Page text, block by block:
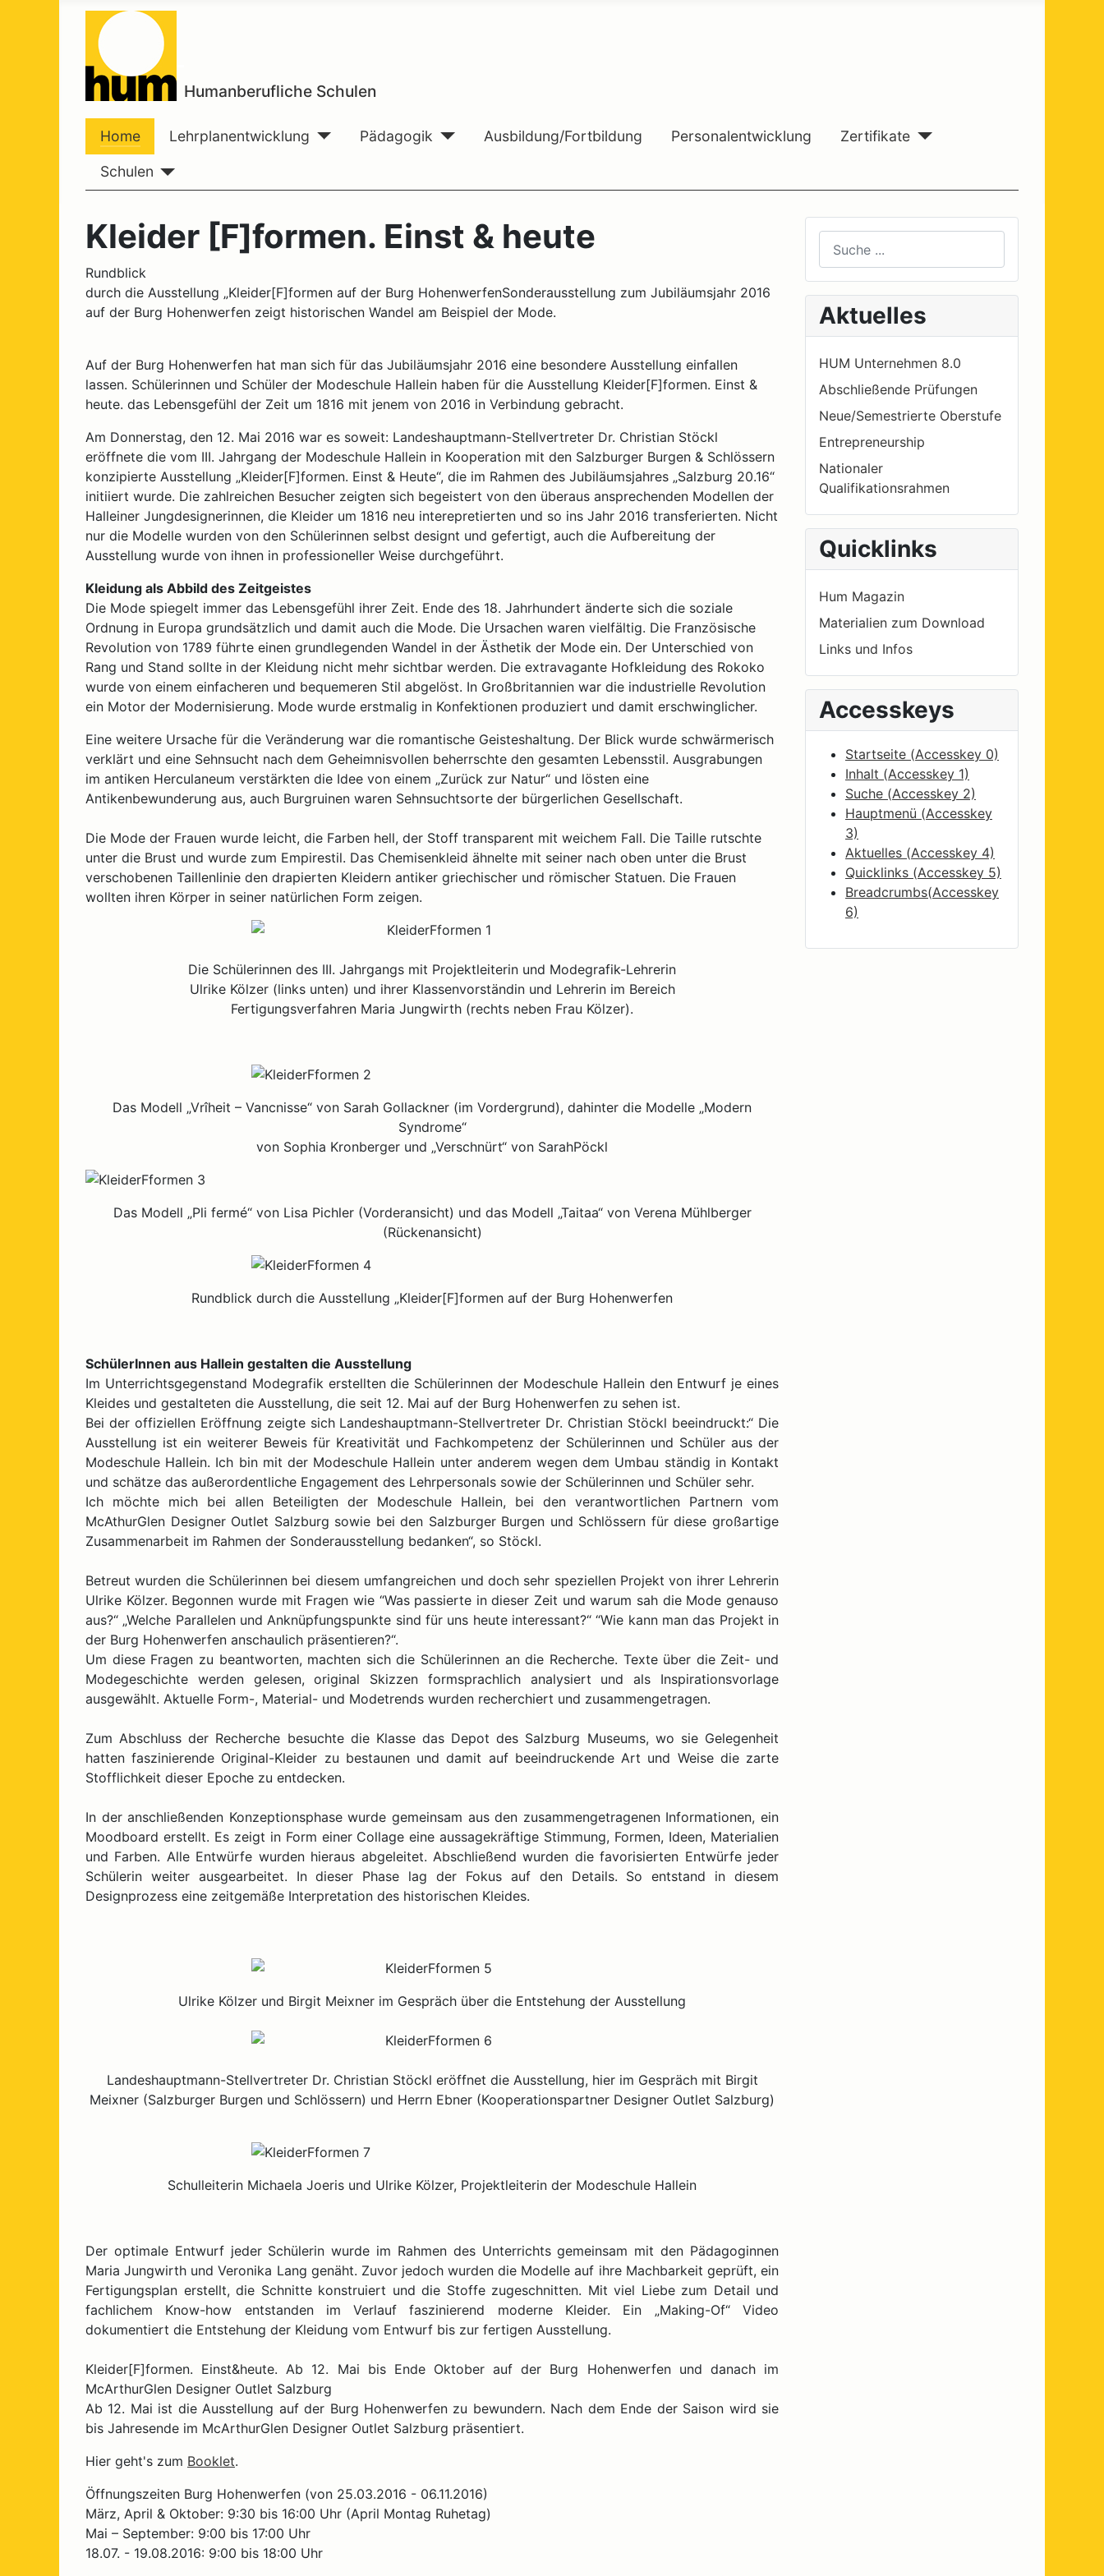
Humanberufliche Schulen
Home Lehrplanentwicklung Pädagogik Ausbildung/Fortbildung Personalentwicklung Zertifikate
Schulen
Kleider [F]formen. Einst & heute
Rundblick
durch die Ausstellung „Kleider[F]formen auf der Burg HohenwerfenSonderausstellung zum Jubiläumsjahr 2016
auf der Burg Hohenwerfen zeigt historischen Wandel am Beispiel der Mode.
Auf der Burg Hohenwerfen hat man sich für das Jubiläumsjahr 2016 eine besondere Ausstellung einfallen
lassen. Schülerinnen und Schüler der Modeschule Hallein haben für die Ausstellung Kleider[F]formen. Einst &
heute. das Lebensgefühl der Zeit um 1816 mit jenem von 2016 in Verbindung gebracht.
Am Donnerstag, den 12. Mai 2016 war es soweit: Landeshauptmann-Stellvertreter Dr. Christian Stöckl
eröffnete die vom III. Jahrgang der Modeschule Hallein in Kooperation mit den Salzburger Burgen & Schlössern
konzipierte Ausstellung „Kleider[F]formen. Einst & Heute“, die im Rahmen des Jubiläumsjahres „Salzburg 20.16“
initiiert wurde. Die zahlreichen Besucher zeigten sich begeistert von den überaus ansprechenden Modellen der
Halleiner Jungdesignerinnen, die Kleider um 1816 neu interepretierten und so ins Jahr 2016 transferierten. Nicht
nur die Modelle wurden von den Schülerinnen selbst designt und gefertigt, auch die Aufbereitung der
Ausstellung wurde von ihnen in professioneller Weise durchgeführt.
Kleidung als Abbild des Zeitgeistes
Die Mode spiegelt immer das Lebensgefühl ihrer Zeit. Ende des 18. Jahrhundert änderte sich die soziale
Ordnung in Europa grundsätzlich und damit auch die Mode. Die Ursachen waren vielfältig. Die Französische
Revolution von 1789 führte einen grundlegenden Wandel in der Ästhetik der Mode ein. Der Unterschied von
Rang und Stand sollte in der Kleidung nicht mehr sichtbar werden. Die extravagante Hofkleidung des Rokoko
wurde von einem einfacheren und bequemeren Stil abgelöst. In Großbritannien war die industrielle Revolution
ein Motor der Modernisierung. Mode wurde erstmalig in Konfektionen produziert und damit erschwinglicher.
Eine weitere Ursache für die Veränderung war die romantische Geisteshaltung. Der Blick wurde schwärmerisch
verklärt und eine Sehnsucht nach dem Geheimnisvollen beherrschte den gesamten Lebensstil. Ausgrabungen
im antiken Herculaneum verstärkten die Idee von einem „Zurück zur Natur“ und lösten eine
Antikenbewunderung aus, auch Burgruinen waren Sehnsuchtsorte der bürgerlichen Gesellschaft.
Die Mode der Frauen wurde leicht, die Farben hell, der Stoff transparent mit weichem Fall. Die Taille rutschte
unter die Brust und wurde zum Empirestil. Das Chemisenkleid ähnelte mit seiner nach oben unter die Brust
verschobenen Taillenlinie den drapierten Kleidern antiker griechischer und römischer Statuen. Die Frauen
wollten ihren Körper in seiner natürlichen Form zeigen.
Die Schülerinnen des III. Jahrgangs mit Projektleiterin und Modegrafik-Lehrerin
Ulrike Kölzer (links unten) und ihrer Klassenvorständin und Lehrerin im Bereich
Fertigungsverfahren Maria Jungwirth (rechts neben Frau Kölzer).
Das Modell „Vrîheit – Vancnisse“ von Sarah Gollackner (im Vordergrund), dahinter die Modelle „Modern
Syndrome“
von Sophia Kronberger und „Verschnürt“ von SarahPöckl
Das Modell „Pli fermé“ von Lisa Pichler (Vorderansicht) und das Modell „Taitaa“ von Verena Mühlberger
(Rückenansicht)
Rundblick durch die Ausstellung „Kleider[F]formen auf der Burg Hohenwerfen
SchülerInnen aus Hallein gestalten die Ausstellung
Im Unterrichtsgegenstand Modegrafik erstellten die Schülerinnen der Modeschule Hallein den Entwurf je eines
Kleides und gestalteten die Ausstellung, die seit 12. Mai auf der Burg Hohenwerfen zu sehen ist.
Bei der offiziellen Eröffnung zeigte sich Landeshauptmann-Stellvertreter Dr. Christian Stöckl beeindruckt:“ Die
Ausstellung ist ein weiterer Beweis für Kreativität und Fachkompetenz der Schülerinnen und Schüler aus der
Modeschule Hallein. Ich bin mit der Modeschule Hallein unter anderem wegen dem Umbau ständig in Kontakt
und schätze das außerordentliche Engagement des Lehrpersonals sowie der Schülerinnen und Schüler sehr.
Ich möchte mich bei allen Beteiligten der Modeschule Hallein, bei den verantwortlichen Partnern vom
McAthurGlen Designer Outlet Salzburg sowie bei den Salzburger Burgen und Schlössern für diese großartige
Zusammenarbeit im Rahmen der Sonderausstellung bedanken“, so Stöckl.
Betreut wurden die Schülerinnen bei diesem umfangreichen und doch sehr speziellen Projekt von ihrer Lehrerin
Ulrike Kölzer. Begonnen wurde mit Fragen wie “Was passierte in dieser Zeit und warum sah die Mode genauso
aus?“ „Welche Parallelen und Anknüpfungspunkte sind für uns heute interessant?“ “Wie kann man das Projekt in
der Burg Hohenwerfen anschaulich präsentieren?“.
Um diese Fragen zu beantworten, machten sich die Schülerinnen an die Recherche. Texte über die Zeit- und
Modegeschichte werden gelesen, original Skizzen formsprachlich analysiert und als Inspirationsvorlage
ausgewählt. Aktuelle Form-, Material- und Modetrends wurden recherchiert und zusammengetragen.
Zum Abschluss der Recherche besuchte die Klasse das Depot des Salzburg Museums, wo sie Gelegenheit
hatten faszinierende Original-Kleider zu bestaunen und damit auf beeindruckende Art und Weise die zarte
Stofflichkeit dieser Epoche zu entdecken.
In der anschließenden Konzeptionsphase wurde gemeinsam aus den zusammengetragenen Informationen, ein
Moodboard erstellt. Es zeigt in Form einer Collage eine aussagekräftige Stimmung, Formen, Ideen, Materialien
und Farben. Alle Entwürfe wurden hieraus abgeleitet. Abschließend wurden die favorisierten Entwürfe jeder
Schülerin weiter ausgearbeitet. In dieser Phase lag der Fokus auf den Details. So entstand in diesem
Designprozess eine zeitgemäße Interpretation des historischen Kleides.
Ulrike Kölzer und Birgit Meixner im Gespräch über die Entstehung der Ausstellung
Landeshauptmann-Stellvertreter Dr. Christian Stöckl eröffnet die Ausstellung, hier im Gespräch mit Birgit
Meixner (Salzburger Burgen und Schlössern) und Herrn Ebner (Kooperationspartner Designer Outlet Salzburg)
Schulleiterin Michaela Joeris und Ulrike Kölzer, Projektleiterin der Modeschule Hallein
Der optimale Entwurf jeder Schülerin wurde im Rahmen des Unterrichts gemeinsam mit den Pädagoginnen
Maria Jungwirth und Veronika Lang genäht. Zuvor jedoch wurden die Modelle auf ihre Machbarkeit geprüft, ein
Fertigungsplan erstellt, die Schnitte konstruiert und die Stoffe zugeschnitten. Mit viel Liebe zum Detail und
fachlichem Know-how entstanden im Verlauf faszinierend moderne Kleider. Ein „Making-Of“ Video
dokumentiert die Entstehung der Kleidung vom Entwurf bis zur fertigen Ausstellung.
Kleider[F]formen. Einst&heute. Ab 12. Mai bis Ende Oktober auf der Burg Hohenwerfen und danach im
McArthurGlen Designer Outlet Salzburg
Ab 12. Mai ist die Ausstellung auf der Burg Hohenwerfen zu bewundern. Nach dem Ende der Saison wird sie
bis Jahresende im McArthurGlen Designer Outlet Salzburg präsentiert.
Hier geht's zum Booklet.
Öffnungszeiten Burg Hohenwerfen (von 25.03.2016 - 06.11.2016)
März, April & Oktober: 9:30 bis 16:00 Uhr (April Montag Ruhetag)
Mai – September: 9:00 bis 17:00 Uhr
18.07. - 19.08.2016: 9:00 bis 18:00 Uhr
Type 2 or more characters for results.
Aktuelles
HUM Unternehmen 8.0
Abschließende Prüfungen
Neue/Semestrierte Oberstufe
Entrepreneurship
Nationaler
Qualifikationsrahmen
Quicklinks
Hum Magazin
Materialien zum Download
Links und Infos
Accesskeys
Startseite (Accesskey 0)
Inhalt (Accesskey 1)
Suche (Accesskey 2)
Hauptmenü (Accesskey
3)
Aktuelles (Accesskey 4)
Quicklinks (Accesskey 5)
Breadcrumbs(Accesskey
6)